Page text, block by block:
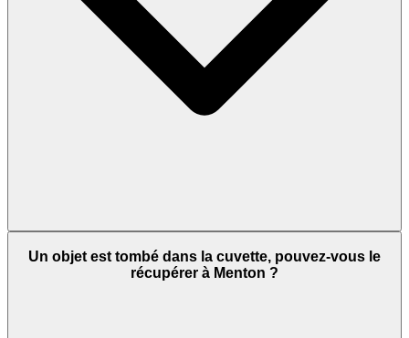
Un objet est tombé dans la cuvette, pouvez-vous le
récupérer à Menton ?